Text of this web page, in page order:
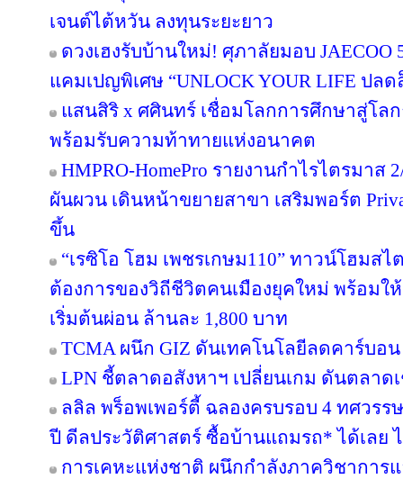
เจนต์ไต้หวัน ลงทุนระยะยาว
ดวงเฮงรับบ้านใหม่! ศุภาลัยมอบ
แคมเปญพิเศษ “UNLOCK YOUR LIFE ปล
แสนสิริ x ศศินทร์ เชื่อมโลกการศึกษาสู่โลก
พร้อมรับความท้าทายแห่งอนาคต
HMPRO-HomePro รายงานกำไรไตรมาส
ผันผวน เดินหน้าขยายสาขา เสริมพอร์ต
ขึ้น
“เรซิโอ โฮม เพชรเกษม110” ทาวน์โฮมส
ต้องการของวิถีชีวิตคนเมืองยุคใหม่ พร้อมให้
เริ่มต้นผ่อน ล้านละ 1,800 บาท
TCMA ผนึก GIZ ดันเทคโนโลยีลดคาร์บอน
LPN ชี้ตลาดอสังหาฯ เปลี่ยนเกม ดันตลา
ลลิล พร็อพเพอร์ตี้ ฉลองครบรอบ 4 ทศวรร
ปี ดีลประวัติศาสตร์ ซื้อบ้านแถมรถ* ได้เลย
การเคหะแห่งชาติ ผนึกกำลังภาควิชาการ